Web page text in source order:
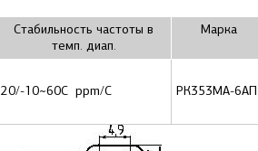
Стабильность частоты в
темп. диап.
Маркa
20/-10~60C ppm/C РК353МА-6АП